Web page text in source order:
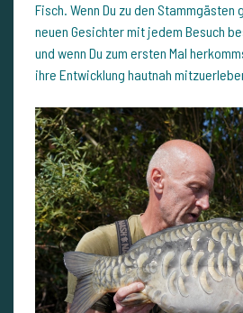
Fisch. Wenn Du zu den
neuen Gesichter mit jedem Besuch
und wenn Du zum ersten Mal
ihre Entwicklung hautnah